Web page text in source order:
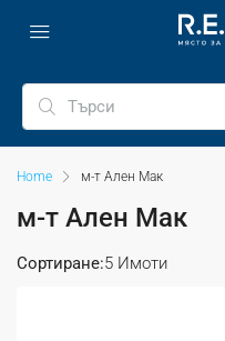
Home м-т Ален Мак
м-т Ален Мак
5 Имоти
Сортиране: